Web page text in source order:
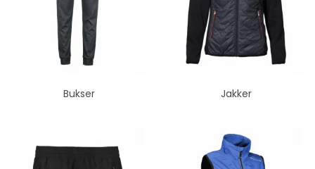
Bukser Jakker